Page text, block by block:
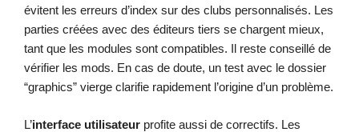
évitent les erreurs d’index sur des clubs personnalisés. Les
parties créées avec des éditeurs tiers se chargent mieux,
tant que les modules sont compatibles. Il reste conseillé de
vérifier les mods. En cas de doute, un test avec le dossier
“graphics” vierge clarifie rapidement l’origine d’un problème.
L’interface utilisateur profite aussi de correctifs. Les